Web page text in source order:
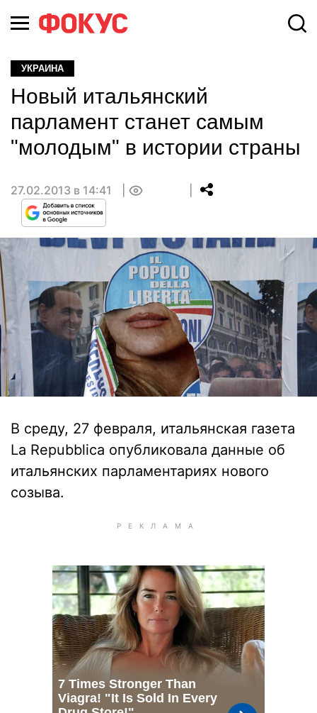
УКРАИНА
Новый итальянский
парламент станет самым
"молодым" в истории страны
27.02.2013 в 14:41
В среду, 27 февраля, итальянская газета
La Repubblica опубликовала данные об
итальянских парламентариях нового
созыва.